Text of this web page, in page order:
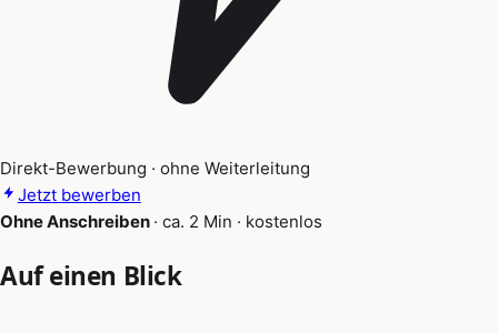
Direkt-Bewerbung · ohne Weiterleitung
Jetzt bewerben
Ohne Anschreiben · ca. 2 Min · kostenlos
Auf einen Blick